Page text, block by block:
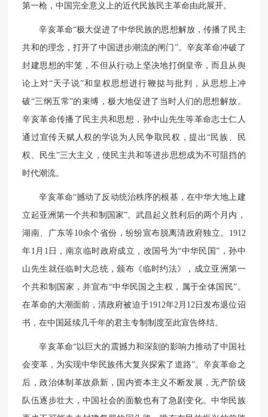
第一枪，中国完全意义上的近代民族民主革命由此展开。
辛亥革命“极大促进了中华民族的思想解放，传播了民主
共和的理念，打开了中国进步潮流的闸门”。辛亥革命冲破了
封建思想的牢笼，不但从行动上坚决地打倒皇帝，而且从舆
论上对“天子说”和皇权思想进行鞭挞与批判，从思想上冲
破“三纲五常”的束缚，极大地促进了当时人们的思想解放。
辛亥革命传播了民主共和思想，孙中山先生等革命志士仁人
通过宣传天赋人权的学说为人民争取民权，提出“民族、民
权、民生”三大主义，使民主共和等进步思想成为不可阻挡的
时代潮流。
辛亥革命“撼动了反动统治秩序的根基，在中华大地上建
立起亚洲第一个共和制国家”。武昌起义胜利后的两个月内，
湖南、广东等10余个省份，纷纷宣布脱离清政府独立。1912
年1月1日，南京临时政府成立，改国号为“中华民国”，孙中
山先生就任临时大总统，颁布《临时约法》，成立亚洲第一
个共和制国家，并宣布“中华民国之主权，属于全体国民”。
在革命的大潮面前，清政府被迫于1912年2月12日发布退位诏
书，在中国延续几千年的君主专制制度至此宣告终结。
辛亥革命“以巨大的震撼力和深刻的影响力推动了中国社
会变革，为实现中华民族伟大复兴探索了道路”。辛亥革命之
后，政治体制革故鼎新，国内资本主义不断发展，无产阶级
队伍逐步壮大，中国社会的面貌也有了急剧变化。中华民族